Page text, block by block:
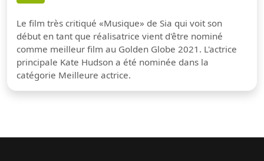
Le film très critiqué «Musique» de Sia qui voit son
début en tant que réalisatrice vient d'être nominé
comme meilleur film au Golden Globe 2021. L'actrice
principale Kate Hudson a été nominée dans la
catégorie Meilleure actrice.